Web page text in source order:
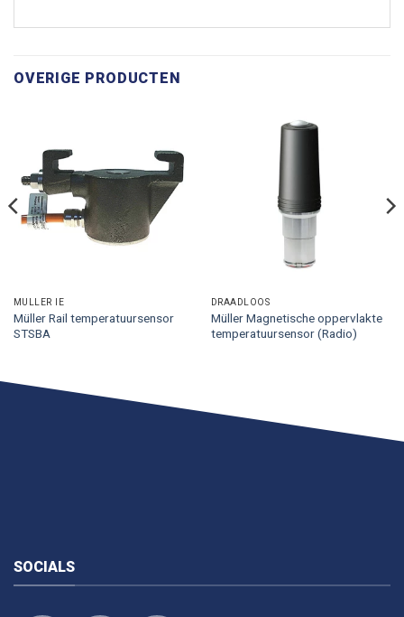
OVERIGE PRODUCTEN
MÜLLER IE
Müller Rail temperatuursensor
STSBA
DRAADLOOS
Müller Magnetische oppervlakte
temperatuursensor (Radio)
SOCIALS